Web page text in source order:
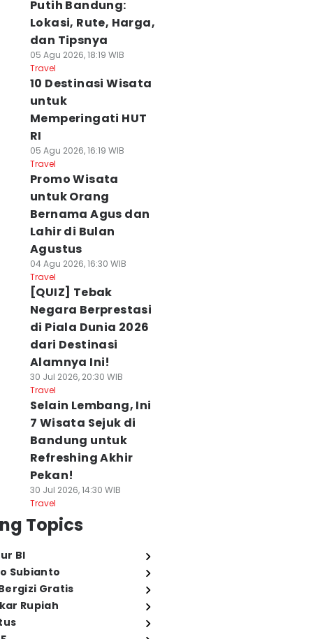
Putih Bandung:
Lokasi, Rute, Harga,
dan Tipsnya
05 Agu 2026, 18:19 WIB
Travel
10 Destinasi Wisata
untuk
Memperingati HUT
RI
05 Agu 2026, 16:19 WIB
Travel
Promo Wisata
untuk Orang
Bernama Agus dan
Lahir di Bulan
Agustus
04 Agu 2026, 16:30 WIB
Travel
[QUIZ] Tebak
Negara Berprestasi
di Piala Dunia 2026
dari Destinasi
Alamnya Ini!
30 Jul 2026, 20:30 WIB
Travel
Selain Lembang, Ini
7 Wisata Sejuk di
Bandung untuk
Refreshing Akhir
Pekan!
30 Jul 2026, 14:30 WIB
Travel
Topics
BI
Subianto
Gratis
Rupiah